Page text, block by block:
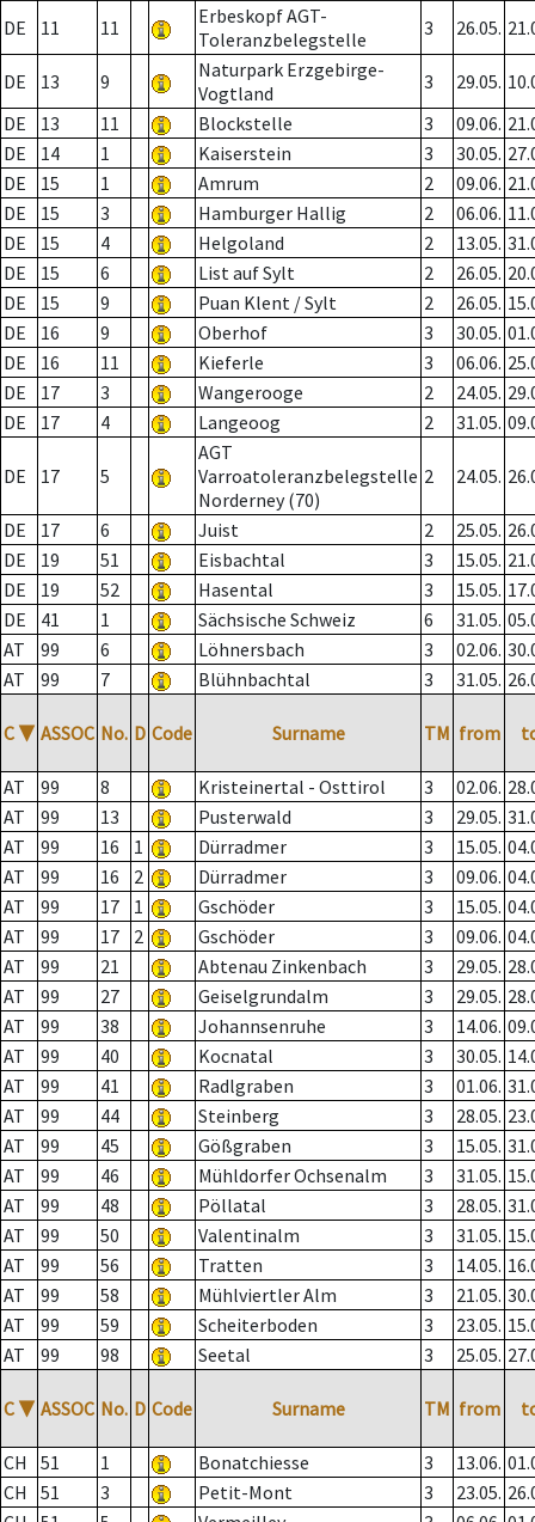
DE 11 11
Erbeskopf AGT-
Toleranzbelegstelle
3 26.05.
DE 13 9
Naturpark Erzgebirge-
Vogtland
3 29.05.
DE
13 11 Blockstelle 3 09.06.
DE
14 1 Kaiserstein 3 30.05.
DE
15 1 Amrum 2 09.06.
DE
15 3 Hamburger Hallig 2 06.06.
DE
15 4 Helgoland 2 13.05.
DE
15 6 List auf Sylt 2 26.05.
DE
15 9 Puan Klent / Sylt 2 26.05.
DE
16 9 Oberhof 3 30.05.
DE
16 11 Kieferle 3 06.06.
DE
17 3 Wangerooge 2 24.05.
DE
17 4 Langeoog 2 31.05.
DE 17 5
AGT
Varroatoleranzbelegstelle
Norderney (70)
2 24.05.
DE 17 6 Juist 2 25.05.
DE
19 51 Eisbachtal 3 15.05.
DE
19 52 Hasental 3 15.05.
DE
41 1 Sächsische Schweiz 6 31.05.
AT
99 6 Löhnersbach 3 02.06.
AT
99 7 Blühnbachtal 3 31.05.
C ▼ ASSOC No. D Code Surname TM from
AT 99 8 Kristeinertal - Osttirol 3 02.06.
AT
99 13 Pusterwald 3 29.05.
AT
99 16 1 Dürradmer 3 15.05.
AT
99 16 2 Dürradmer 3 09.06.
AT
99 17 1 Gschöder 3 15.05.
AT
99 17 2 Gschöder 3 09.06.
AT
99 21 Abtenau Zinkenbach 3 29.05.
AT
99 27 Geiselgrundalm 3 29.05.
AT
99 38 Johannsenruhe 3 14.06.
AT
99 40 Kocnatal 3 30.05.
AT
99 41 Radlgraben 3 01.06.
AT
99 44 Steinberg 3 28.05.
AT
99 45 Gößgraben 3 15.05.
AT
99 46 Mühldorfer Ochsenalm 3 31.05.
AT
99 48 Pöllatal 3 28.05.
AT
99 50 Valentinalm 3 31.05.
AT
99 56 Tratten 3 14.05.
AT
99 58 Mühlviertler Alm 3 21.05.
AT
99 59 Scheiterboden 3 23.05.
AT
99 98 Seetal 3 25.05.
C ▼ ASSOC No. D Code Surname TM from
CH 51 1 Bonatchiesse 3 13.06.
CH
51 3 Petit-Mont 3 23.05.